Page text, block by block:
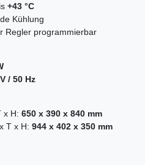
+43 °C
Kühlung
Regler programmierbar
/ 50 Hz
x H: 650 x 390 x 840 mm
T x H: 944 x 402 x 350 mm